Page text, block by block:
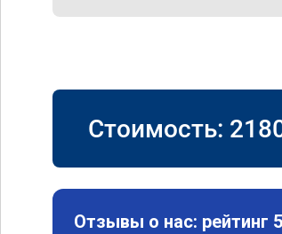
Стоимость:
Отзывы о нас: рейтинг